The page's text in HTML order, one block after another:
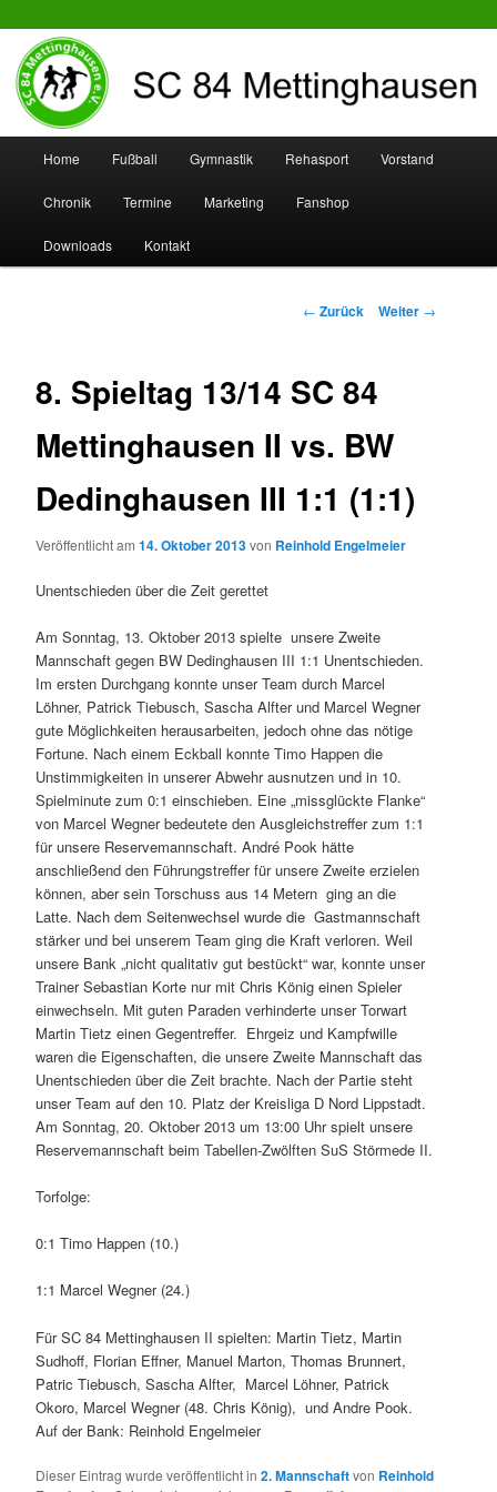
SC 84 Mettinghausen
Zum
Inhalt
wechseln
Zum
sekundären
Inhalt
Home Fußball Gymnastik Rehasport Vorstand
Chronik Termine Marketing Fanshop
Downloads Kontakt
Beitrags-
← Zurück Weiter →
8. Spieltag 13/14 SC 84
Mettinghausen II vs. BW
Dedinghausen III 1:1 (1:1)
Veröffentlicht am14. Oktober 2013von Reinhold Engelmeier
Unentschieden über die Zeit gerettet
Am Sonntag, 13. Oktober 2013 spielte unsere Zweite
Mannschaft gegen BW Dedinghausen III 1:1 Unentschieden.
Im ersten Durchgang konnte unser Team durch Marcel
Löhner, Patrick Tiebusch, Sascha Alfter und Marcel Wegner
gute Möglichkeiten herausarbeiten, jedoch ohne das nötige
Fortune. Nach einem Eckball konnte Timo Happen die
Unstimmigkeiten in unserer Abwehr ausnutzen und in 10.
Spielminute zum 0:1 einschieben. Eine „missglückte Flanke“
von Marcel Wegner bedeutete den Ausgleichstreffer zum 1:1
für unsere Reservemannschaft. André Pook hätte
anschließend den Führungstreffer für unsere Zweite erzielen
können, aber sein Torschuss aus 14 Metern ging an die
Latte. Nach dem Seitenwechsel wurde die Gastmannschaft
stärker und bei unserem Team ging die Kraft verloren. Weil
unsere Bank „nicht qualitativ gut bestückt“ war, konnte unser
Trainer Sebastian Korte nur mit Chris König einen Spieler
einwechseln. Mit guten Paraden verhinderte unser Torwart
Martin Tietz einen Gegentreffer. Ehrgeiz und Kampfwille
waren die Eigenschaften, die unsere Zweite Mannschaft das
Unentschieden über die Zeit brachte. Nach der Partie steht
unser Team auf den 10. Platz der Kreisliga D Nord Lippstadt.
Am Sonntag, 20. Oktober 2013 um 13:00 Uhr spielt unsere
Reservemannschaft beim Tabellen-Zwölften SuS Störmede II.
Torfolge:
0:1 Timo Happen (10.)
1:1 Marcel Wegner (24.)
Für SC 84 Mettinghausen II spielten: Martin Tietz, Martin
Sudhoff, Florian Effner, Manuel Marton, Thomas Brunnert,
Patric Tiebusch, Sascha Alfter, Marcel Löhner, Patrick
Okoro, Marcel Wegner (48. Chris König), und Andre Pook.
Auf der Bank: Reinhold Engelmeier
Dieser Eintrag wurde veröffentlicht in2. Mannschaftvon Reinhold